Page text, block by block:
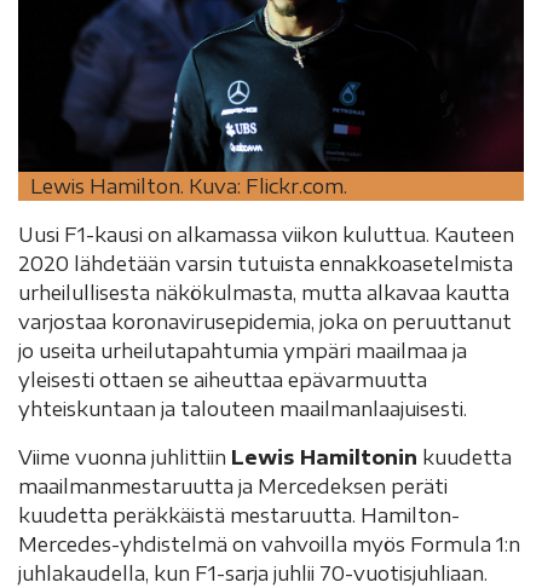
Lewis Hamilton. Kuva: Flickr.com.
Uusi F1-kausi on alkamassa viikon kuluttua. Kauteen
2020 lähdetään varsin tutuista ennakkoasetelmista
urheilullisesta näkökulmasta, mutta alkavaa kautta
varjostaa koronavirusepidemia, joka on peruuttanut
jo useita urheilutapahtumia ympäri maailmaa ja
yleisesti ottaen se aiheuttaa epävarmuutta
yhteiskuntaan ja talouteen maailmanlaajuisesti.
Viime vuonna juhlittiin Lewis Hamiltonin kuudetta
maailmanmestaruutta ja Mercedeksen peräti
kuudetta peräkkäistä mestaruutta. Hamilton-
Mercedes-yhdistelmä on vahvoilla myös Formula 1:n
juhlakaudella, kun F1-sarja juhlii 70-vuotisjuhliaan.